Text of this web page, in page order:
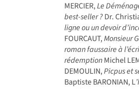
MERCIER,Le
best-seller ?Dr.
ligne ou un devoir
FOURCAUT,Monsieur
roman faussaire à
rédemptionMichel
DEMOULIN,Picpus et
Baptiste BARONIAN, L